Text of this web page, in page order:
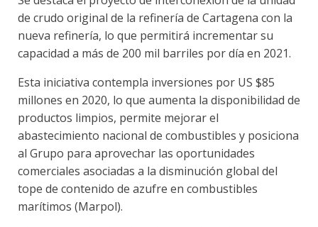
de crudo original de la refinería de Cartagena con la
nueva refinería, lo que permitirá incrementar su
capacidad a más de 200 mil barriles por día en 2021.
Esta iniciativa contempla inversiones por US $85
millones en 2020, lo que aumenta la disponibilidad de
productos limpios, permite mejorar el
abastecimiento nacional de combustibles y posiciona
al Grupo para aprovechar las oportunidades
comerciales asociadas a la disminución global del
tope de contenido de azufre en combustibles
marítimos (Marpol).